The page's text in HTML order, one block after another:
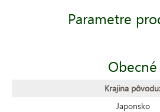
Parametre
Obecné
Krajina pôvodu:
Japonsko